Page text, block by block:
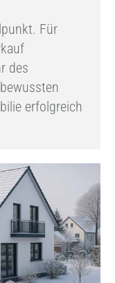
Für
des
erfolgreich